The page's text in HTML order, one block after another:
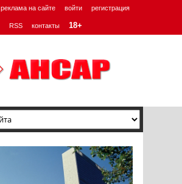
реклама на сайте войти регистрация
RSS контакты 18+